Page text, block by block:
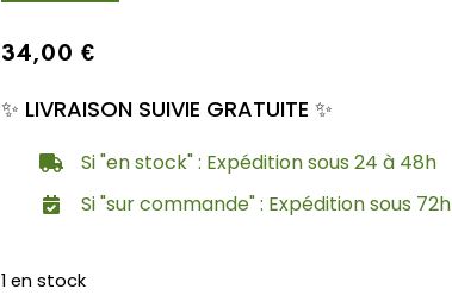
34,00 €
✨ LIVRAISON SUIVIE GRATUITE ✨
Si "en stock" : Expédition sous 24 à 48h
Si "sur commande" : Expédition sous 72h
1 en stock